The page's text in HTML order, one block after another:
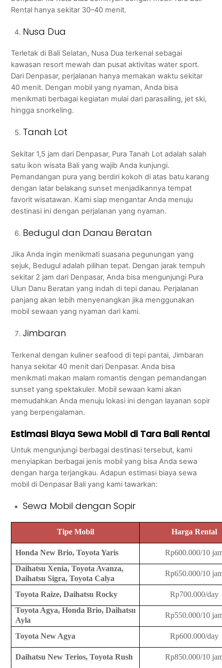
Rental hanya sekitar 30–40 menit.
Nusa Dua
Terletak di Bali Selatan, Nusa Dua terkenal sebagai
kawasan resort mewah dan pusat aktivitas water sport.
Dari Denpasar, perjalanan hanya memakan waktu sekitar
40 menit. Dengan mobil yang nyaman, Anda bisa
menikmati berbagai kegiatan mulai dari parasailing, jet ski,
hingga snorkeling.
Tanah Lot
Sekitar 1,5 jam dari Denpasar, Pura Tanah Lot adalah salah
satu ikon wisata Bali yang wajib Anda kunjungi.
Pemandangan pura yang berdiri kokoh di atas batu karang
dengan latar belakang sunset menjadikannya tempat
favorit wisatawan. Kami siap mengantar Anda menuju
destinasi ini dengan perjalanan yang nyaman.
Bedugul dan Danau Beratan
Jika Anda ingin menikmati suasana pegunungan yang
sejuk, Bedugul adalah pilihan tepat. Dengan jarak tempuh
sekitar 2 jam dari Denpasar, Anda bisa mengunjungi Pura
Ulun Danu Beratan yang indah di tepi danau. Perjalanan
panjang akan lebih menyenangkan jika menggunakan
mobil sewaan yang nyaman dari kami.
Jimbaran
Terkenal dengan kuliner seafood di tepi pantai, Jimbaran
hanya sekitar 40 menit dari Denpasar. Anda bisa
menikmati makan malam romantis dengan pemandangan
sunset yang spektakuler. Mobil sewaan kami akan
memudahkan Anda menuju lokasi ini dengan layanan sopir
yang berpengalaman.
Estimasi Biaya Sewa Mobil di Tara Bali Rental
Untuk mengunjungi berbagai destinasi tersebut, kami
menyiapkan berbagai jenis mobil yang bisa Anda sewa
dengan harga terjangkau. Adapun estimasi biaya sewa
mobil di Denpasar Bali yang kami tawarkan:
Sewa Mobil dengan Sopir
Tipe Mobil Harga Rental
Honda New Brio, Toyota Yaris
Rp600.000/10
Daihatsu Xenia, Toyota Avanza,
Daihatsu Sigra, Toyota Calya
Rp650.000/10
Toyota Raize, Daihatsu Rocky
Rp700.000/day
Toyota Agya, Honda Brio, Daihatsu
Ayla
Rp550.000/10
Toyota New Agya Rp600.000/day
Daihatsu New Terios, Toyota Rush
Rp850.000/10